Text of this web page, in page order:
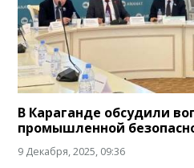
В Караганде обсудили
промышленной
9 Декабря, 2025, 09:36